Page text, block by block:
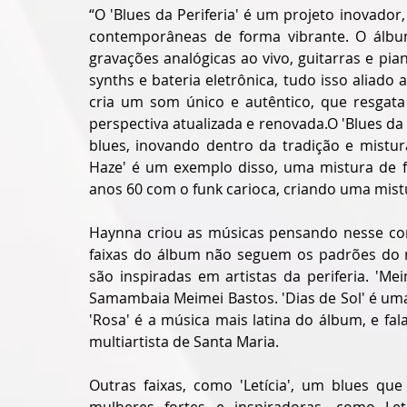
“O 'Blues da Periferia' é um projeto
contemporâneas de forma vibrante. O
gravações analógicas ao vivo, guitarras e
synths e bateria eletrônica, tudo isso aliado
cria um som único e autêntico, que
perspectiva atualizada e renovada.O 'Blues
blues, inovando dentro da tradição e
Haze' é um exemplo disso, uma mistura
anos 60 com o funk carioca, criando uma
Haynna criou as músicas pensando nesse
faixas do álbum não seguem os padrões
são inspiradas em artistas da periferia.
Samambaia Meimei Bastos. 'Dias de Sol' é
'Rosa' é a música mais latina do álbum, e
multiartista de Santa Maria.
Outras faixas, como 'Letícia', um blues